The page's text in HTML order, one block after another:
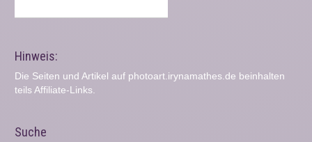
Hinweis:
Die Seiten und Artikel auf photoart.irynamathes.de beinhalten
teils Affiliate-Links.
Suche